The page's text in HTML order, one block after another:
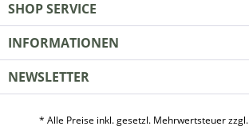
SHOP SERVICE
INFORMATIONEN
NEWSLETTER
* Alle Preise inkl. gesetzl. Mehrwertsteuer zzgl.